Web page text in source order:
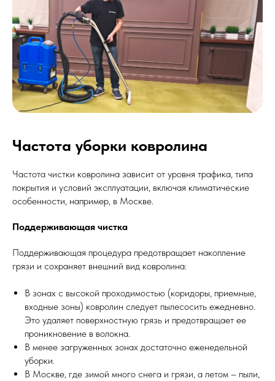
Частота уборки ковролина
Частота чистки ковролина зависит от уровня трафика, типа
покрытия и условий эксплуатации, включая климатические
особенности, например, в Москве.
Поддерживающая чистка
Поддерживающая процедура предотвращает накопление
грязи и сохраняет внешний вид ковролина:
В зонах с высокой проходимостью (коридоры, приемные,
входные зоны) ковролин следует пылесосить ежедневно.
Это удаляет поверхностную грязь и предотвращает ее
проникновение в волокна.
В менее загруженных зонах достаточно еженедельной
уборки.
В Москве, где зимой много снега и грязи, а летом – пыли,